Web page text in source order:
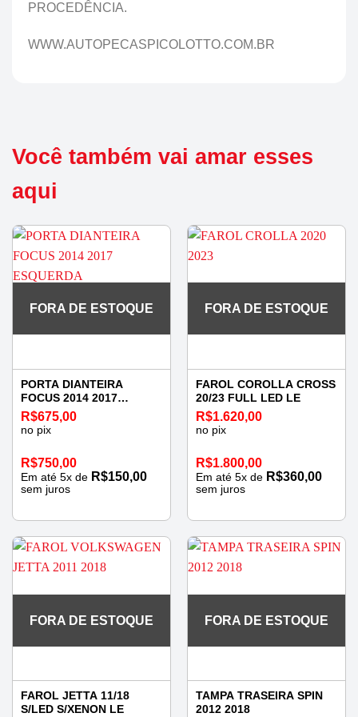
PROCEDÊNCIA.
WWW.AUTOPECASPICOLOTTO.COM.BR
Você também vai amar esses
aqui
FORA DE ESTOQUE
PORTA DIANTEIRA
FOCUS 2014 2017
ESQUERDA
R$675,00
no pix
R$750,00
Em até 5x de R$150,00
sem juros
FORA DE ESTOQUE
FAROL COROLLA CROSS
20/23 FULL LED LE
R$1.620,00
no pix
R$1.800,00
Em até 5x de R$360,00
sem juros
FORA DE ESTOQUE
FAROL JETTA 11/18
S/LED S/XENON LE
FORA DE ESTOQUE
TAMPA TRASEIRA SPIN
2012 2018